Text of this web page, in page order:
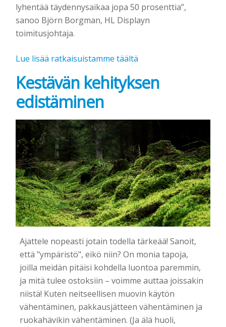
lyhentää täydennysaikaa jopa 50 prosenttia”,
sanoo Björn Borgman, HL Displayn
toimitusjohtaja.
Lue lisää ratkaisuistamme täältä
Kestävän kehityksen
edistäminen
Ajattele nopeasti jotain todella tärkeää! Sanoit,
että "ympäristö", eikö niin? On monia tapoja,
joilla meidän pitäisi kohdella luontoa paremmin,
ja mitä tulee ostoksiin – voimme auttaa joissakin
niistä! Kuten neitseellisen muovin käytön
vähentäminen, pakkausjätteen vähentäminen ja
ruokahävikin vähentäminen. (Ja älä huoli,